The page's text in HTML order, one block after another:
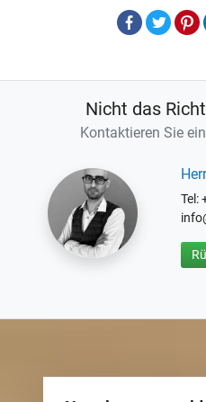
Facebook
Twitter
Nicht das
Kontaktieren Sie
Tel: